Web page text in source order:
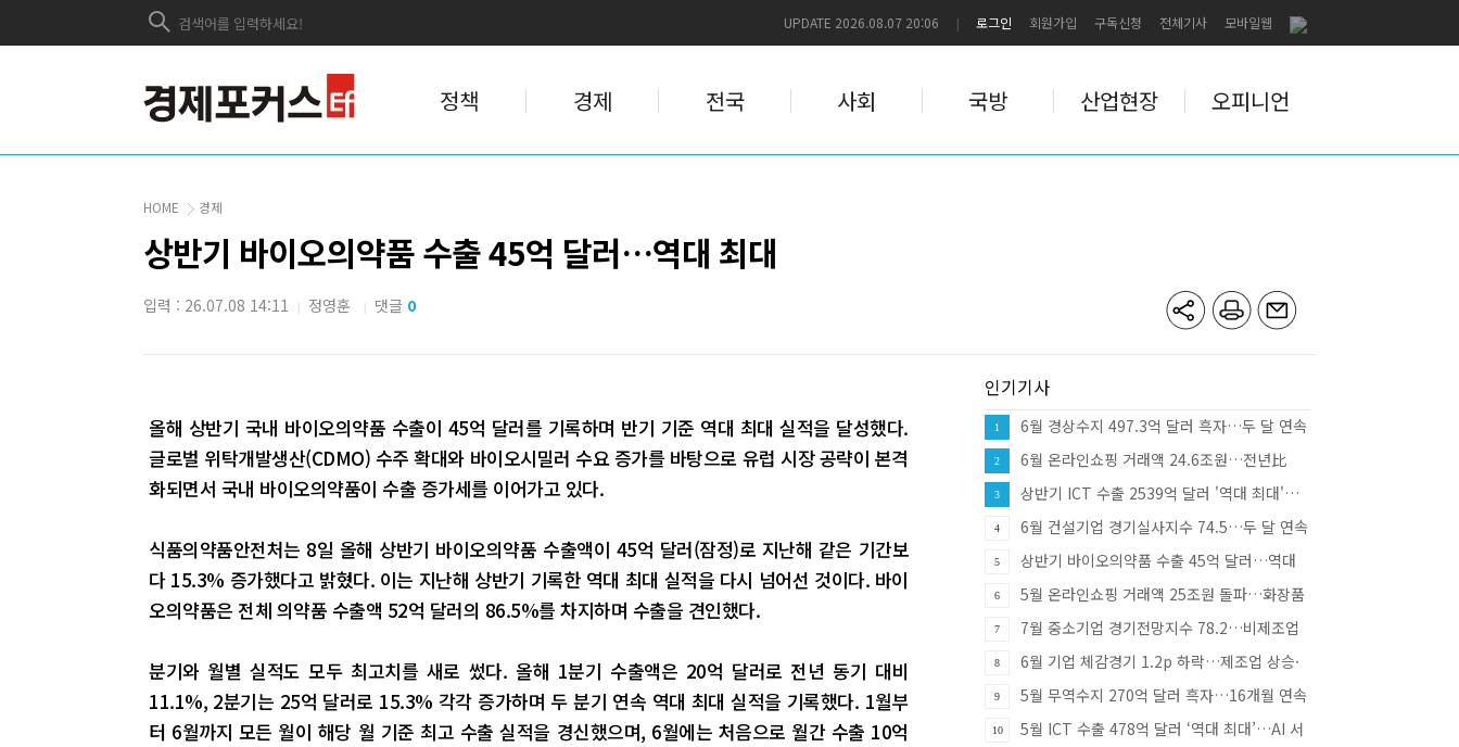
UPDATE 2026.08.07 20:06 로그인 회원가입 구독신청 전체기사 모바일웹
정책 경제 전국 사회 국방 산업현장 오피니언
HOME 경제
상반기 바이오의약품 수출 45억 달러…역대 최대
입력 : 26.07.08 14:11 | 정영훈 | 댓글 0
올해 상반기 국내 바이오의약품 수출이 45억 달러를 기록하며 반기 기준 역대 최대 실적을 달성했다.
글로벌 위탁개발생산(CDMO) 수주 확대와 바이오시밀러 수요 증가를 바탕으로 유럽 시장 공략이 본격
화되면서 국내 바이오의약품이 수출 증가세를 이어가고 있다.
식품의약품안전처는 8일 올해 상반기 바이오의약품 수출액이 45억 달러(잠정)로 지난해 같은 기간보
다 15.3% 증가했다고 밝혔다. 이는 지난해 상반기 기록한 역대 최대 실적을 다시 넘어선 것이다. 바이
오의약품은 전체 의약품 수출액 52억 달러의 86.5%를 차지하며 수출을 견인했다.
분기와 월별 실적도 모두 최고치를 새로 썼다. 올해 1분기 수출액은 20억 달러로 전년 동기 대비
11.1%, 2분기는 25억 달러로 15.3% 각각 증가하며 두 분기 연속 역대 최대 실적을 기록했다. 1월부
터 6월까지 모든 월이 해당 월 기준 최고 수출 실적을 경신했으며, 6월에는 처음으로 월간 수출 10억
인기기사
1
6월 경상수지 497.3억 달러 흑자…두 달 연속
역대 최대
2
6월 온라인쇼핑 거래액 24.6조원…전년比
10.7%↑
3
상반기 ICT 수출 2539억 달러 '역대 최대'…
반도체·SSD 견인
4
6월 건설기업 경기실사지수 74.5…두 달 연속
상승
5
상반기 바이오의약품 수출 45억 달러…역대
최대
6
5월 온라인쇼핑 거래액 25조원 돌파…화장품
·식품 소비 증가 견인
7
7월 중소기업 경기전망지수 78.2…비제조업
부진에 한 달 만에 하락 전환
8
6월 기업 체감경기 1.2p 하락…제조업 상승·
비제조업 부진
9
5월 무역수지 270억 달러 흑자…16개월 연속
흑자 행진
10
5월 ICT 수출 478억 달러 ‘역대 최대’…AI 서